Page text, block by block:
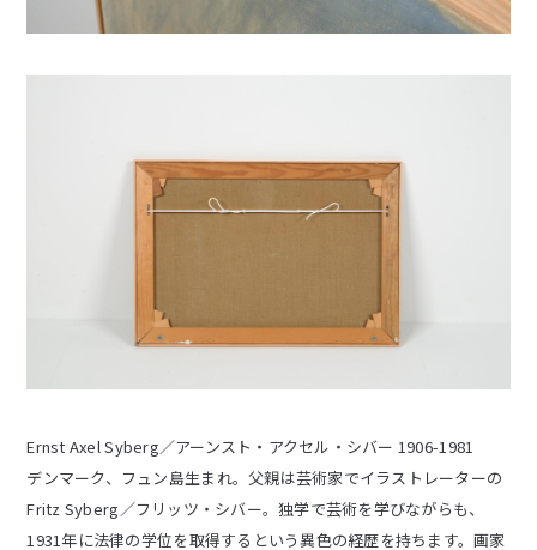
Ernst Axel Syberg／アーンスト・アクセル・シバー 1906-1981
デンマーク、フュン島生まれ。父親は芸術家でイラストレーターの
Fritz Syberg／フリッツ・シバー。独学で芸術を学びながらも、
1931年に法律の学位を取得するという異色の経歴を持ちます。画家